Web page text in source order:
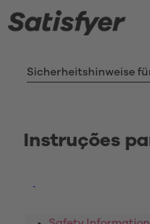
Sicherheitshinweise
Instruções